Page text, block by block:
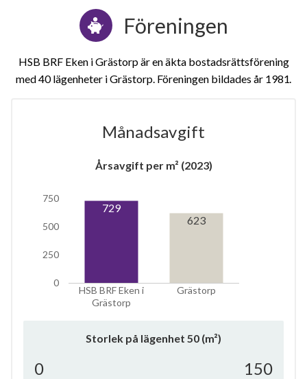
Föreningen
HSB BRF Eken i Grästorp är en äkta bostadsrättsförening
med 40 lägenheter i Grästorp. Föreningen bildades år 1981
Månadsavgift
Årsavgift per m² (2023)
HSB BRF Eken i
Grästorp
Grästorp
0
250
500
750
729
623
Storlek på lägenhet 50 (m²)
0 150